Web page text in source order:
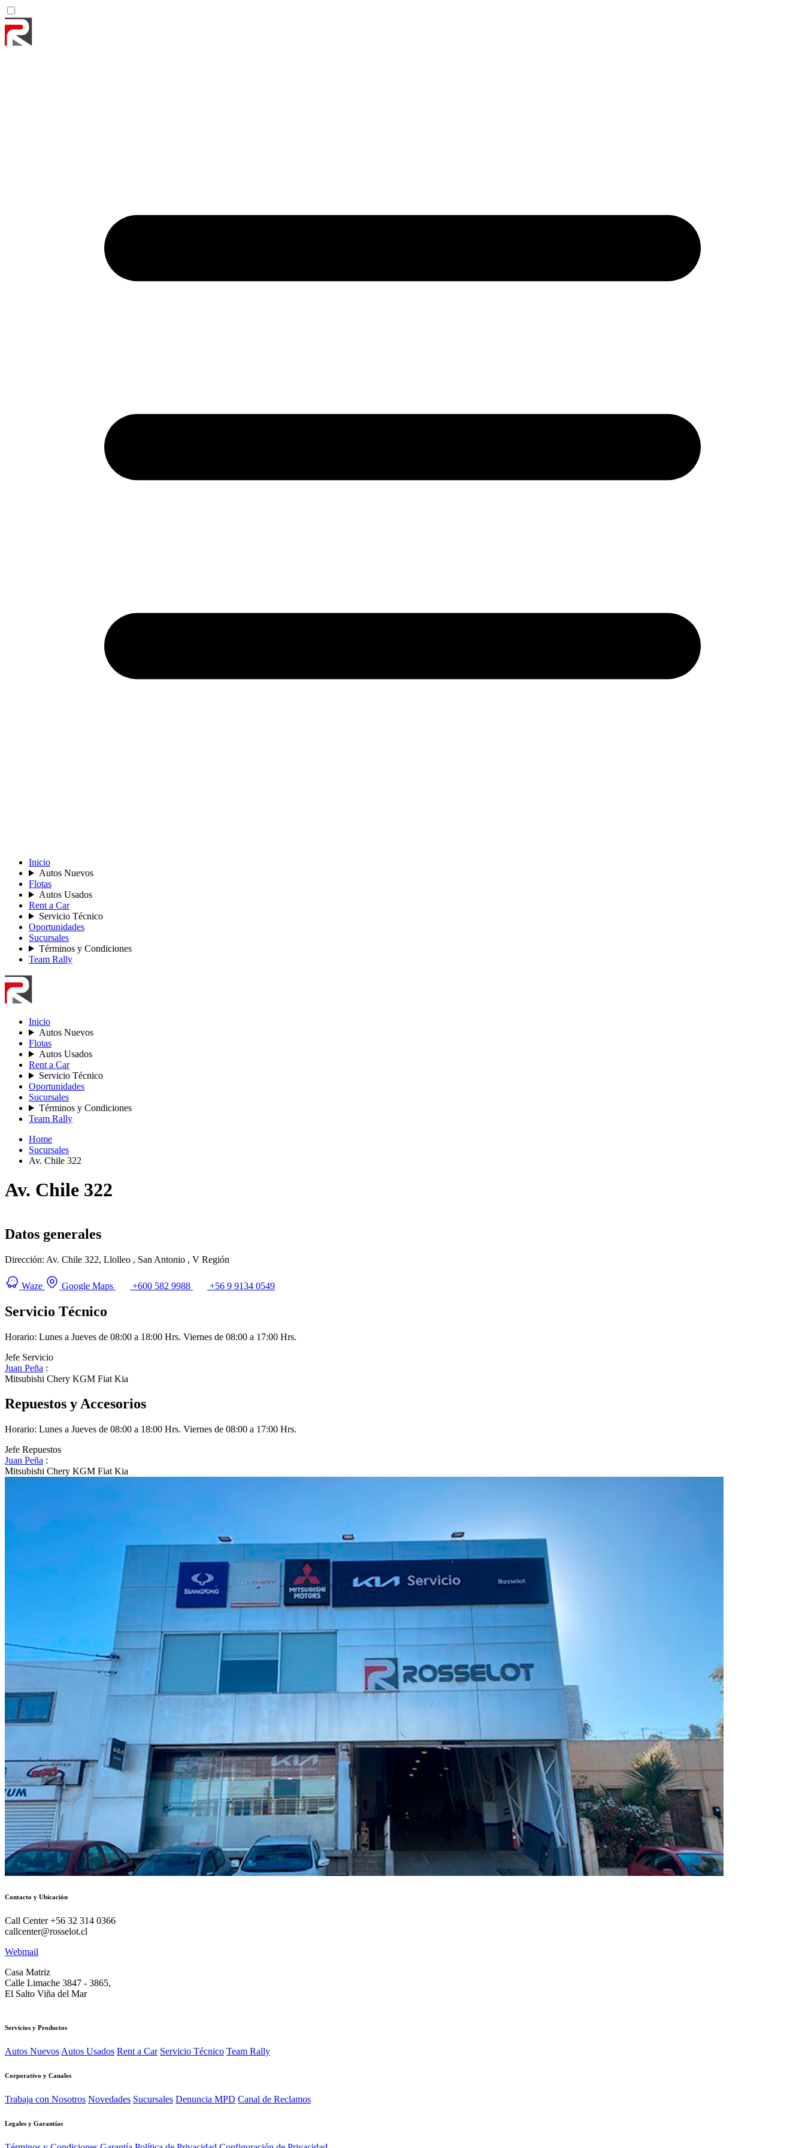
Inicio
Autos Nuevos
Flotas
Autos Usados
Rent a Car
Servicio Técnico
Oportunidades
Sucursales
Términos y Condiciones
Team Rally
Inicio
Autos Nuevos
Flotas
Autos Usados
Rent a Car
Servicio Técnico
Oportunidades
Sucursales
Términos y Condiciones
Team Rally
Home
Sucursales
Av. Chile 322
Av. Chile 322
Datos generales
Dirección: Av. Chile 322, Llolleo , San Antonio , V Región
Waze Google Maps +600 582 9988 +56 9 9134 0549
Servicio Técnico
Horario: Lunes a Jueves de 08:00 a 18:00 Hrs. Viernes de 08:00 a 17:00 Hrs.
Jefe Servicio
Juan Peña :
Mitsubishi Chery KGM Fiat Kia
Repuestos y Accesorios
Horario: Lunes a Jueves de 08:00 a 18:00 Hrs. Viernes de 08:00 a 17:00 Hrs.
Jefe Repuestos
Juan Peña :
Mitsubishi Chery KGM Fiat Kia
Contacto y Ubicación
Call Center +56 32 314 0366
callcenter@rosselot.cl
Webmail
Casa Matriz
Calle Limache 3847 - 3865,
El Salto Viña del Mar
Servicios y Productos
Autos Nuevos Autos Usados Rent a Car Servicio Técnico Team Rally
Corporativo y Canales
Trabaja con Nosotros Novedades Sucursales Denuncia MPD Canal de Reclamos
Legales y Garantías